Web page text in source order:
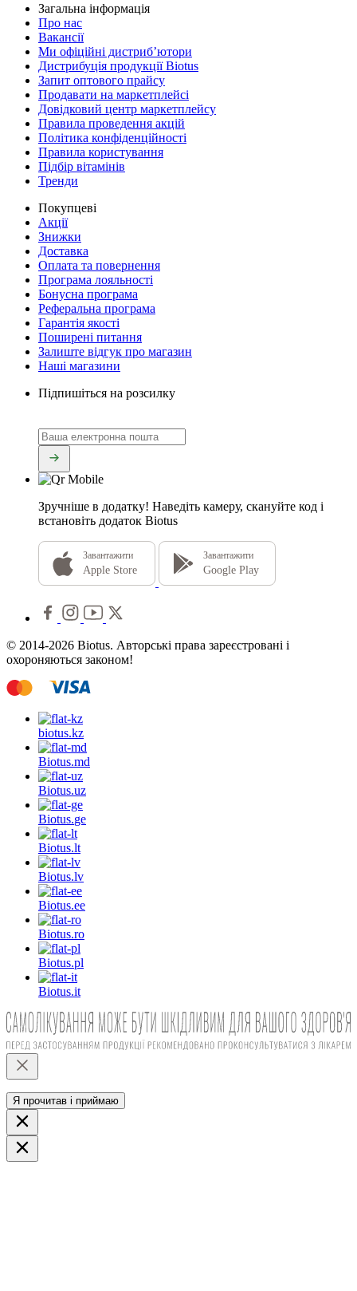
Загальна інформація
Про нас
Вакансії
Ми офіційні дистриб’ютори
Дистрибуція продукції Biotus
Запит оптового прайсу
Продавати на маркетплейсі
Довідковий центр маркетплейсу
Правила проведення акцій
Політика конфіденційності
Правила користування
Підбір вітамінів
Тренди
Покупцеві
Акції
Знижки
Доставка
Оплата та повернення
Програма лояльності
Бонусна програма
Реферальна програма
Гарантія якості
Поширені питання
Залиште відгук про магазин
Наші магазини
Підпишіться на розсилку
Зручніше в додатку! Наведіть камеру, скануйте код і
встановіть додаток Biotus
Завантажити
Apple Store
Завантажити
Google Play
© 2014-2026 Biotus. Авторські права зареєстровані і
охороняються законом!
biotus.kz
Biotus.md
Biotus.uz
Biotus.ge
Biotus.lt
Biotus.lv
Biotus.ee
Biotus.ro
Biotus.pl
Biotus.it
Я прочитав і приймаю